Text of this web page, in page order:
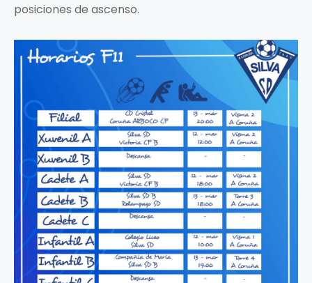
posiciones de ascenso.